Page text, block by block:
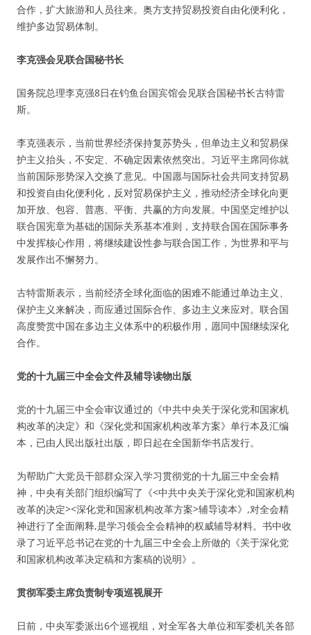
合作，扩大旅游和人员往来。奥方支持贸易投资自由化便利化，
维护多边贸易体制。
李克强会见联合国秘书长
国务院总理李克强8日在钓鱼台国宾馆会见联合国秘书长古特雷
斯。
李克强表示，当前世界经济保持复苏势头，但单边主义和贸易保
护主义抬头，不安定、不确定因素依然突出。习近平主席同你就
当前国际形势深入交换了意见。中国愿与国际社会共同支持贸易
和投资自由化便利化，反对贸易保护主义，推动经济全球化向更
加开放、包容、普惠、平衡、共赢的方向发展。中国坚定维护以
联合国宪章为基础的国际关系基本准则，支持联合国在国际事务
中发挥核心作用，将继续建设性参与联合国工作，为世界和平与
发展作出不懈努力。
古特雷斯表示，当前经济全球化面临的困难不能通过单边主义、
保护主义来解决，而应通过国际合作、多边主义来应对。联合国
高度赞赏中国在多边主义体系中的积极作用，愿同中国继续深化
合作。
党的十九届三中全会文件及辅导读物出版
党的十九届三中全会审议通过的《中共中央关于深化党和国家机
构改革的决定》和《深化党和国家机构改革方案》单行本及汇编
本，已由人民出版社出版，即日起在全国新华书店发行。
为帮助广大党员干部群众深入学习贯彻党的十九届三中全会精
神，中央有关部门组织编写了《<中共中央关于深化党和国家机构
改革的决定><深化党和国家机构改革方案>辅导读本》,对全会精
神进行了全面阐释,是学习领会全会精神的权威辅导材料。书中收
录了习近平总书记在党的十九届三中全会上所做的《关于深化党
和国家机构改革决定稿和方案稿的说明》。
贯彻军委主席负责制专项巡视展开
日前，中央军委派出6个巡视组，对全军各大单位和军委机关各部